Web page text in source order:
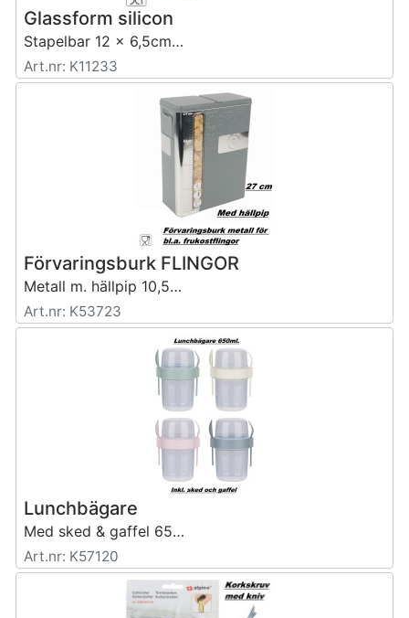
Glassform silicon
Stapelbar 12 x 6,5cm 95ml.
Art.nr: K11233
Förvaringsburk FLINGOR
Metall m. hällpip 10,5x20,5x27cm
Art.nr: K53723
Lunchbägare
Med sked & gaffel 650ml.
Art.nr: K57120